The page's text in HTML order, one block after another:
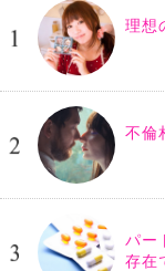
理想
不倫
パー
存在